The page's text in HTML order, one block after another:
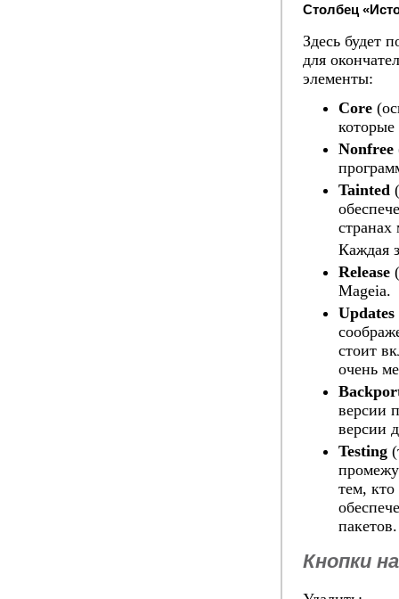
Столбец
Здесь будет
для
элементы:
Core
Nonfree
Tainted
странах
Каждая
Release
Mageia.
Updates
стоит
очень
версии
версии
Testing
тем, кто
пакетов.
Кнопки